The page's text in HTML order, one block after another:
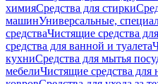
химияСредства для стирки
машинУниверсальные,
средстваЧистящие средства
средства для ванной и туалета
кухниСредства для мытья
мебелиЧистящие средства